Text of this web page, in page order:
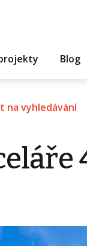
Blog
na vyhledávání